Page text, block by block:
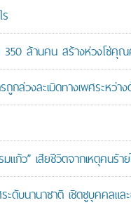
350 ล้านคน สร้างห่วงโซ่คุ
วงละเมิดทางเพศระหว่า
ว” เสียชีวิตจากเหตุคนร้า
ะดับนานาชาติ เชิดชูบุคคลแ